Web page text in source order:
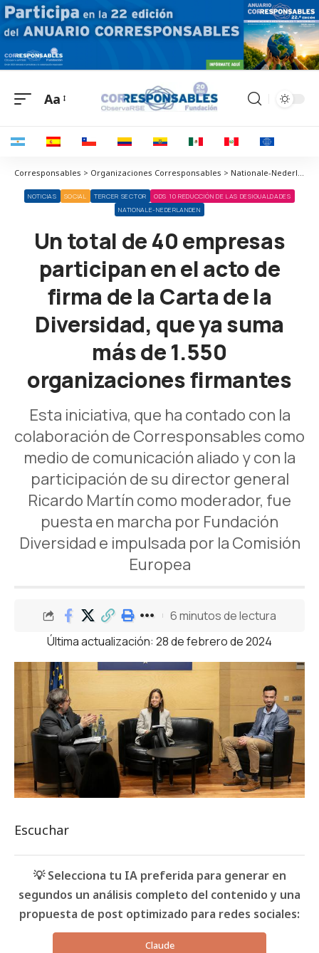
Aa
Corresponsables > Organizaciones Corresponsables > Nationale-Nederlanden > Un total de 40 empresas participan en el acto de firma de la Carta de la Diversidad, que ya suma más de 1.550 organizaciones firmantes
NOTICIAS SOCIAL TERCER SECTOR
ODS 10 REDUCCIÓN DE LAS DESIGUALDADES
NATIONALE-NEDERLANDEN
Un total de 40 empresas
participan en el acto de
firma de la Carta de la
Diversidad, que ya suma
más de 1.550
organizaciones firmantes
Esta iniciativa, que ha contado con la
colaboración de Corresponsables como
medio de comunicación aliado y con la
participación de su director general
Ricardo Martín como moderador, fue
puesta en marcha por Fundación
Diversidad e impulsada por la Comisión
Europea
Última actualización: 28 de febrero de 2024
6 minutos de lectura
Escuchar
💡 Selecciona tu IA preferida para generar en
segundos un análisis completo del contenido y una
propuesta de post optimizado para redes sociales:
Claude